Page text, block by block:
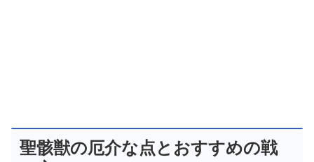
聖骸獣の厄介な点とおすすめの戦